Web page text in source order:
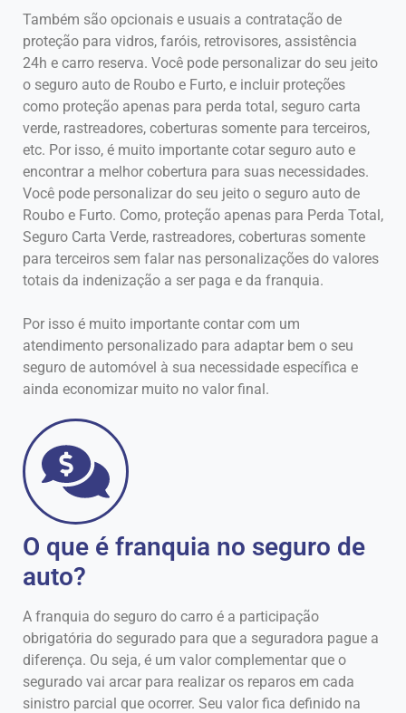
Também são opcionais e usuais a contratação de
proteção para vidros, faróis, retrovisores, assistência
24h e carro reserva. Você pode personalizar do seu jeito
o seguro auto de Roubo e Furto, e incluir proteções
como proteção apenas para perda total, seguro carta
verde, rastreadores, coberturas somente para terceiros,
etc. Por isso, é muito importante cotar seguro auto e
encontrar a melhor cobertura para suas necessidades.
Você pode personalizar do seu jeito o seguro auto de
Roubo e Furto. Como, proteção apenas para Perda Total,
Seguro Carta Verde, rastreadores, coberturas somente
para terceiros sem falar nas personalizações do valores
totais da indenização a ser paga e da franquia.
Por isso é muito importante contar com um
atendimento personalizado para adaptar bem o seu
seguro de automóvel à sua necessidade específica e
ainda economizar muito no valor final.
O que é franquia no seguro de
auto?
A franquia do seguro do carro é a participação
obrigatória do segurado para que a seguradora pague a
diferença. Ou seja, é um valor complementar que o
segurado vai arcar para realizar os reparos em cada
sinistro parcial que ocorrer. Seu valor fica definido na